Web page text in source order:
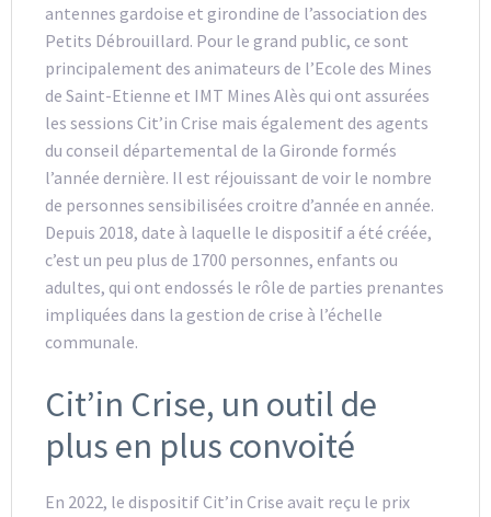
antennes gardoise et girondine de l’association des
Petits Débrouillard. Pour le grand public, ce sont
principalement des animateurs de l’Ecole des Mines
de Saint-Etienne et IMT Mines Alès qui ont assurées
les sessions Cit’in Crise mais également des agents
du conseil départemental de la Gironde formés
l’année dernière. Il est réjouissant de voir le nombre
de personnes sensibilisées croitre d’année en année.
Depuis 2018, date à laquelle le dispositif a été créée,
c’est un peu plus de 1700 personnes, enfants ou
adultes, qui ont endossés le rôle de parties prenantes
impliquées dans la gestion de crise à l’échelle
communale.
Cit’in Crise, un outil de
plus en plus convoité
En 2022, le dispositif Cit’in Crise avait reçu le prix